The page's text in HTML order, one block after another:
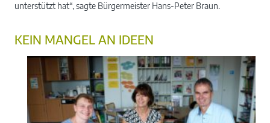
unterstützt hat“, sagte Bürgermeister Hans-Peter Braun.
KEIN MANGEL AN IDEEN